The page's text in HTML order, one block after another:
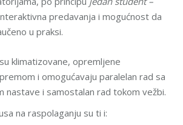
predavanja i mogućnost da
u praksi.
klimatizovane, opremljene
i omogućavaju paralelan rad sa
nastave i samostalan rad tokom vežbi.
na raspolaganju su ti i: